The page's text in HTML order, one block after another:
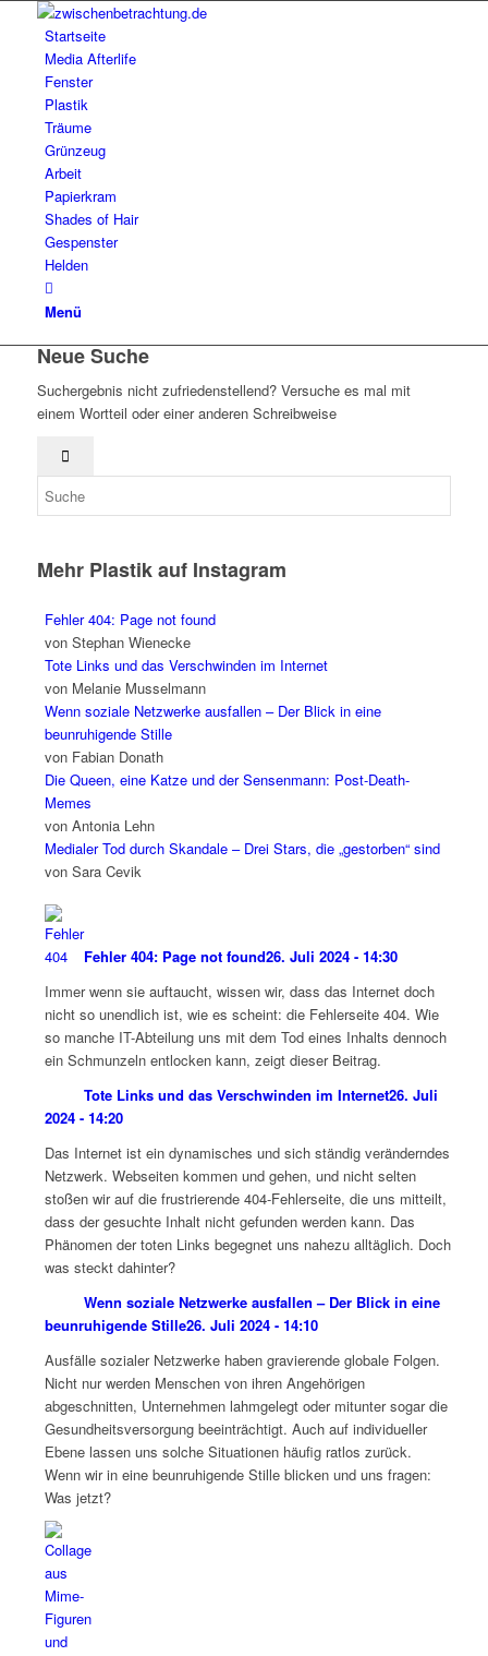
Startseite
Media Afterlife
Fenster
Plastik
Träume
Grünzeug
Arbeit
Papierkram
Shades of Hair
Gespenster
Helden
Menü
Neue Suche
Suchergebnis nicht zufriedenstellend? Versuche es mal mit
einem Wortteil oder einer anderen Schreibweise
Mehr Plastik auf Instagram
Fehler 404: Page not found
von Stephan Wienecke
Tote Links und das Verschwinden im Internet
von Melanie Musselmann
Wenn soziale Netzwerke ausfallen – Der Blick in eine
beunruhigende Stille
von Fabian Donath
Die Queen, eine Katze und der Sensenmann: Post-Death-
Memes
von Antonia Lehn
Medialer Tod durch Skandale – Drei Stars, die „gestorben“ sind
von Sara Cevik
Fehler 404: Page not found26. Juli 2024 - 14:30
Immer wenn sie auftaucht, wissen wir, dass das Internet doch
nicht so unendlich ist, wie es scheint: die Fehlerseite 404. Wie
so manche IT-Abteilung uns mit dem Tod eines Inhalts dennoch
ein Schmunzeln entlocken kann, zeigt dieser Beitrag.
Tote Links und das Verschwinden im Internet26. Juli
2024 - 14:20
Das Internet ist ein dynamisches und sich ständig veränderndes
Netzwerk. Webseiten kommen und gehen, und nicht selten
stoßen wir auf die frustrierende 404-Fehlerseite, die uns mitteilt,
dass der gesuchte Inhalt nicht gefunden werden kann. Das
Phänomen der toten Links begegnet uns nahezu alltäglich. Doch
was steckt dahinter?
Wenn soziale Netzwerke ausfallen – Der Blick in eine
beunruhigende Stille26. Juli 2024 - 14:10
Ausfälle sozialer Netzwerke haben gravierende globale Folgen.
Nicht nur werden Menschen von ihren Angehörigen
abgeschnitten, Unternehmen lahmgelegt oder mitunter sogar die
Gesundheitsversorgung beeinträchtigt. Auch auf individueller
Ebene lassen uns solche Situationen häufig ratlos zurück.
Wenn wir in eine beunruhigende Stille blicken und uns fragen:
Was jetzt?